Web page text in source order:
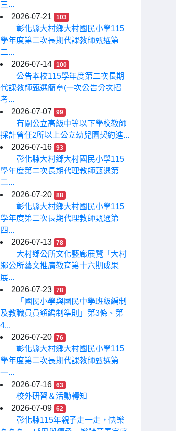
三...
2026-07-21
103
彰化縣大村鄉大村國民小學115
學年度第二次長期代課教師甄選第
二...
2026-07-14
100
公告本校115學年度第二次長期
代課教師甄選簡章(一次公告分次招
考...
2026-07-07
99
有關公立高級中等以下學校教師
採計曾任2所以上公立幼兒園契約進...
2026-07-16
93
彰化縣大村鄉大村國民小學115
學年度第二次長期代理教師甄選第
二...
2026-07-20
88
彰化縣大村鄉大村國民小學115
學年度第二次長期代理教師甄選第
四...
2026-07-13
78
大村鄉公所文化藝廊展覽「大村
鄉公所藝文推廣教育第十六期成果
展...
2026-07-23
78
「國民小學與國民中學班級編制
及教職員員額編制準則」第3條、第
4...
2026-07-20
76
彰化縣大村鄉大村國民小學115
學年度第二次長期代課教師甄選第
一...
2026-07-16
63
校外研習＆活動轉知
2026-07-09
62
彰化縣115年親子走一走，快樂